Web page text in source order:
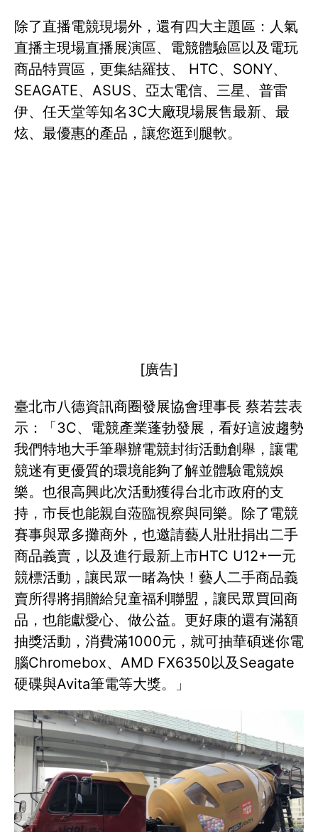
除了直播電競現場外，還有四大主題區：人氣
直播主現場直播展演區、電競體驗區以及電玩
商品特買區，更集結羅技、 HTC、SONY、
SEAGATE、ASUS、亞太電信、三星、普雷
伊、任天堂等知名3C大廠現場展售最新、最
炫、最優惠的產品，讓您逛到腿軟。
[廣告]
臺北市八德資訊商圈發展協會理事長 蔡若芸表
示：「3C、電競產業蓬勃發展，看好這波趨勢
我們特地大手筆舉辦電競封街活動創舉，讓電
競迷有更優質的環境能夠了解並體驗電競娛
樂。也很高興此次活動獲得台北市政府的支
持，市長也能親自蒞臨視察與同樂。除了電競
賽事與眾多攤商外，也邀請藝人壯壯捐出二手
商品義賣，以及進行最新上市HTC U12+一元
競標活動，讓民眾一睹為快！藝人二手商品義
賣所得將捐贈給兒童福利聯盟，讓民眾買回商
品，也能獻愛心、做公益。更好康的還有滿額
抽獎活動，消費滿1000元，就可抽華碩迷你電
腦Chromebox、AMD FX6350以及Seagate
硬碟與Avita筆電等大獎。」